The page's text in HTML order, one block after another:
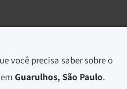
você precisa saber sobre o
Guarulhos, São Paulo.